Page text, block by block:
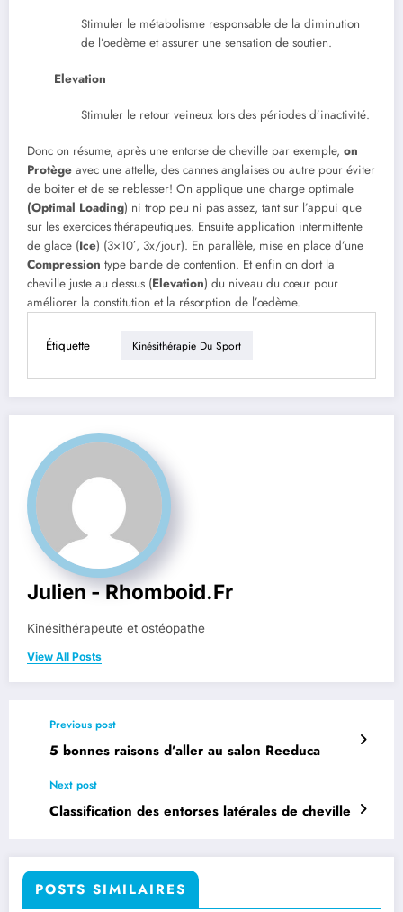
Stimuler le métabolisme responsable de la diminution
de l’oedème et assurer une sensation de soutien.
Elevation
Stimuler le retour veineux lors des périodes d’inactivité.
Donc on résume, après une entorse de cheville par exemple, on
Protège avec une attelle, des cannes anglaises ou autre pour éviter
de boiter et de se reblesser! On applique une charge optimale
(Optimal Loading) ni trop peu ni pas assez, tant sur l’appui que
sur les exercices thérapeutiques. Ensuite application intermittente
de glace (Ice) (3×10′, 3x/jour). En parallèle, mise en place d’une
Compression type bande de contention. Et enfin on dort la
cheville juste au dessus (Elevation) du niveau du cœur pour
améliorer la constitution et la résorption de l’œdème.
Étiquette Kinésithérapie Du Sport
Julien - Rhomboid.fr
Kinésithérapeute et ostéopathe
View All Posts
Previous post
5 bonnes raisons d’aller au salon Reeduca
Next post
Classification des entorses latérales de cheville
POSTS SIMILAIRES